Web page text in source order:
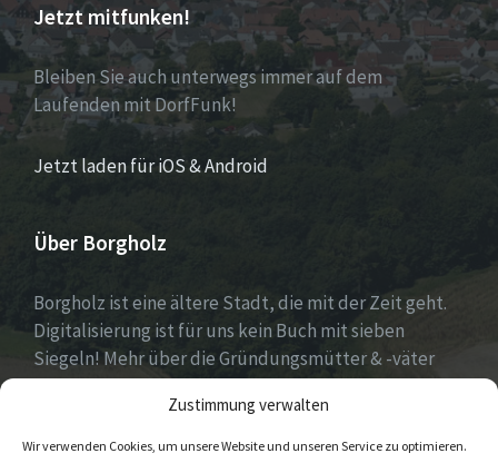
Zustimmung verwalten
Wir verwenden Cookies, um unsere Website und unseren Service zu optimieren.
Jetzt mitfunken!
Bleiben Sie auch unterwegs immer auf dem
Laufenden mit DorfFunk!
Jetzt laden für iOS & Android
Über Borgholz
Borgholz ist eine ältere Stadt, die mit der Zeit geht.
Digitalisierung ist für uns kein Buch mit sieben
Siegeln! Mehr über die Gründungsmütter & -väter
gibt es unterDorfwerkstattund
https://www.digitale-doerfer.de!